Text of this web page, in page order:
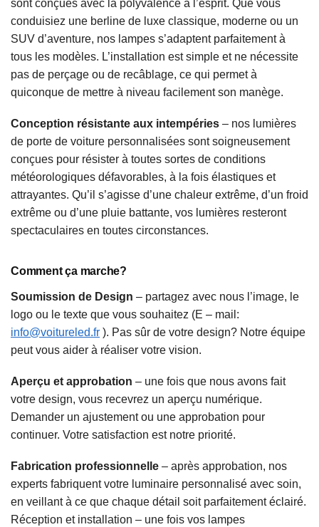
sont conçues avec la polyvalence à l’esprit. Que vous
conduisiez une berline de luxe classique, moderne ou un
SUV d’aventure, nos lampes s’adaptent parfaitement à
tous les modèles. L’installation est simple et ne nécessite
pas de perçage ou de recâblage, ce qui permet à
quiconque de mettre à niveau facilement son manège.
Conception résistante aux intempéries – nos lumières
de porte de voiture personnalisées sont soigneusement
conçues pour résister à toutes sortes de conditions
météorologiques défavorables, à la fois élastiques et
attrayantes. Qu’il s’agisse d’une chaleur extrême, d’un froid
extrême ou d’une pluie battante, vos lumières resteront
spectaculaires en toutes circonstances.
Comment ça marche?
Soumission de Design – partagez avec nous l’image, le
logo ou le texte que vous souhaitez (E – mail:
info@voitureled.fr ). Pas sûr de votre design? Notre équipe
peut vous aider à réaliser votre vision.
Aperçu et approbation – une fois que nous avons fait
votre design, vous recevrez un aperçu numérique.
Demander un ajustement ou une approbation pour
continuer. Votre satisfaction est notre priorité.
Fabrication professionnelle – après approbation, nos
experts fabriquent votre luminaire personnalisé avec soin,
en veillant à ce que chaque détail soit parfaitement éclairé.
Réception et installation – une fois vos lampes